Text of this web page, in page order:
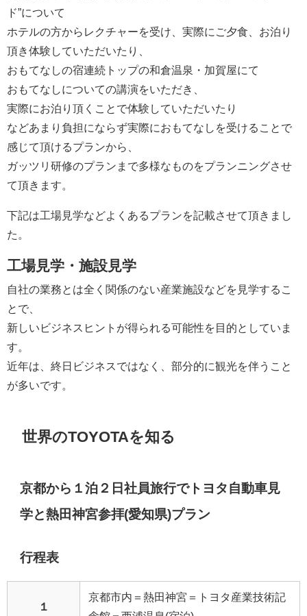
ド”について
ホテルの方からレクチャーを受け、実際にご夕食、お泊り
頂き体験していただいたり、
おもてなしの宿連続トップの和倉温泉・加賀屋にて
おもてなしについての講演をいただき、
実際にお泊り頂くことで体験していただいたり
などあまり負担にならず実際におもてなしを受けることで
感じて頂けるプランから、
ガッツリ研修のプランまで多様なものをプランニングさせ
て頂きます。
下記は工場見学などよくあるプランを記載させて頂きまし
た。
工場見学・施設見学
自社の業務とは全く関係のない産業施設などを見学するこ
とで、
新しいビジネスヒントが得られる可能性を目的としていま
す。
近年は、終日ビジネスではなく、部分的に観光を伴うこと
が多いです。
世界のTOYOTAを知る
京都から１泊２日社員旅行でトヨタ自動車見
学と熱田神宮参拝(愛知県)プラン
行程表
１
京都市内＝熱田神宮＝トヨタ産業技術記